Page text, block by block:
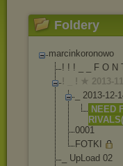
Foldery
marcinkoronowo
! ! ! _ _ F O N
! _ ! ★ 2013-
_ 2013-12-
NEED
0001
FOTKI
_ UpLoad 02